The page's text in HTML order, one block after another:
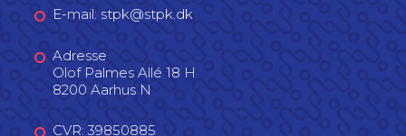
E-mail: stpk@stpk.dk
Adresse
Olof Palmes Allé 18 H
8200 Aarhus N
CVR: 39850885